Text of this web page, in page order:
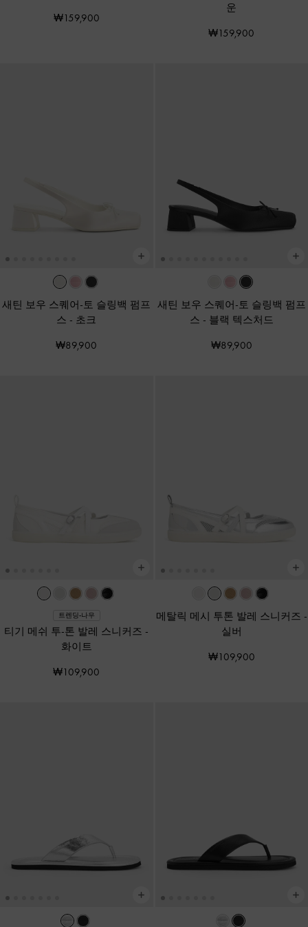
₩159,900
운
₩159,900
새틴 보우 스퀘어-토 슬링백 펌프
스 - 초크
₩89,900
새틴 보우 스퀘어-토 슬링백 펌프
스 - 블랙 텍스처드
₩89,900
트렌딩-나우
티기 메쉬 투-톤 발레 스니커즈 -
화이트
₩109,900
메탈릭 메시 투톤 발레 스니커즈 -
실버
₩109,900